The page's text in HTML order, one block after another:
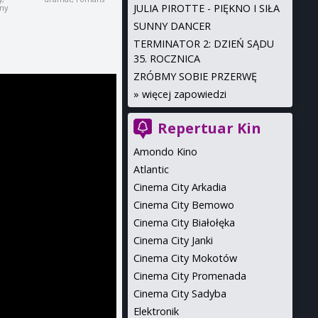
JULIA PIROTTE - PIĘKNO I SIŁA
SUNNY DANCER
TERMINATOR 2: DZIEŃ SĄDU
35. ROCZNICA
ZRÓBMY SOBIE PRZERWĘ
» więcej zapowiedzi
Repertuar Kin
Amondo Kino
Atlantic
Cinema City Arkadia
Cinema City Bemowo
Cinema City Białołęka
Cinema City Janki
Cinema City Mokotów
Cinema City Promenada
Cinema City Sadyba
Elektronik